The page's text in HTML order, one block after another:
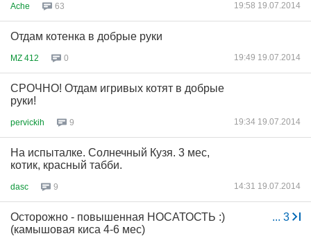
Ache 63 19:58 19.07.2014
Отдам котенка в добрые руки
MZ 412 0 19:49 19.07.2014
СРОЧНО! Отдам игривых котят в добрые
руки!
pervickih 9 19:34 19.07.2014
На испыталке. Солнечный Кузя. 3 мес,
котик, красный табби.
dasc 9 14:31 19.07.2014
... 3
Осторожно - повышенная НОСАТОСТЬ :)
(камышовая киса 4-6 мес)